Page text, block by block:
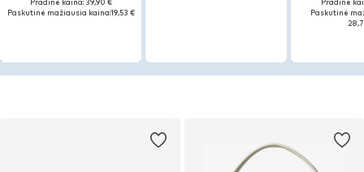
Paskutinė mažiausia kaina:19,53 €
Paskutinė